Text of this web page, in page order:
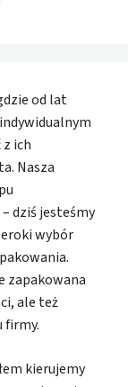
od lat
ich
Nasza
dziś jesteśmy
wybór
zapakowana
ale też
firmy.
kierujemy